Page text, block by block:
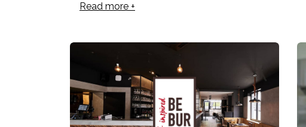
Read more +